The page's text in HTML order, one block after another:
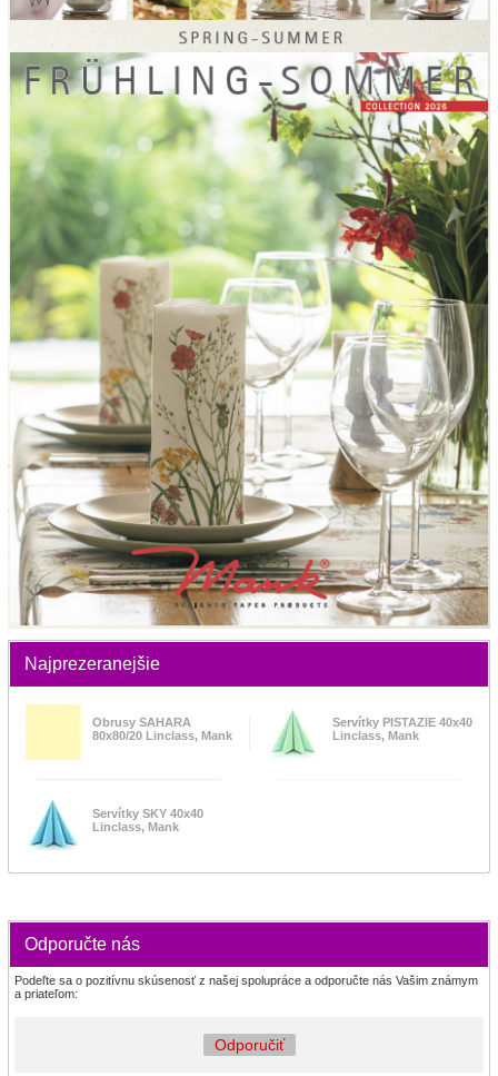
Najprezeranejšie
Obrusy SAHARA
80x80/20 Linclass, Mank
Servítky PISTAZIE 40x40
Linclass, Mank
Servítky SKY 40x40
Linclass, Mank
Odporučte nás
Podeľte sa o pozitívnu skúsenosť z našej spolupráce a odporučte nás Vašim známym
a priateľom:
Odporučiť